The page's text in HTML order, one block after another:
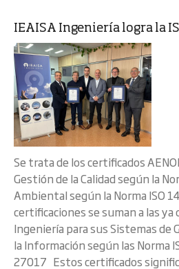
IEAISA Ingeniería logra la
Se trata de los certificados
Gestión de la Calidad según la
Ambiental según la Norma ISO
certificaciones se suman a las
Ingeniería para sus Sistemas de
la Información según las Norma
27017 Estos certificados